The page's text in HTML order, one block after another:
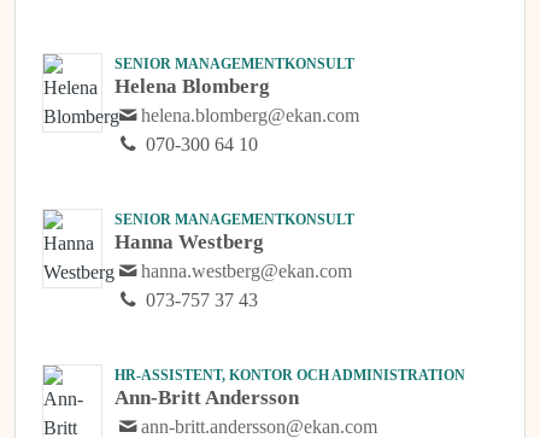
SENIOR MANAGEMENTKONSULT
Helena Blomberg
helena.blomberg@ekan.com
070-300 64 10
SENIOR MANAGEMENTKONSULT
Hanna Westberg
hanna.westberg@ekan.com
073-757 37 43
HR-ASSISTENT, KONTOR OCH ADMINISTRATION
Ann-Britt Andersson
ann-britt.andersson@ekan.com